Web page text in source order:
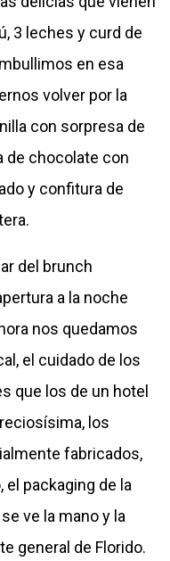
3 leches y curd de
en esa
volver por la
con sorpresa de
de chocolate con
y confitura de
del brunch
a la noche
nos quedamos
el cuidado de los
que los de un hotel
los
fabricados,
el packaging de la
ve la mano y la
general de Florido.